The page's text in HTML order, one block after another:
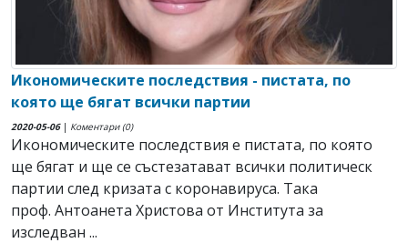
Икономическите последствия - пистата, по
която ще бягат всички партии
2020-05-06| Коментари (0)
Икономическите последствия е пистата, по която
ще бягат и ще се състезатават всички политическ
партии след кризата с коронавируса. Така
проф. Антоанета Христова от Института за
изследван ...